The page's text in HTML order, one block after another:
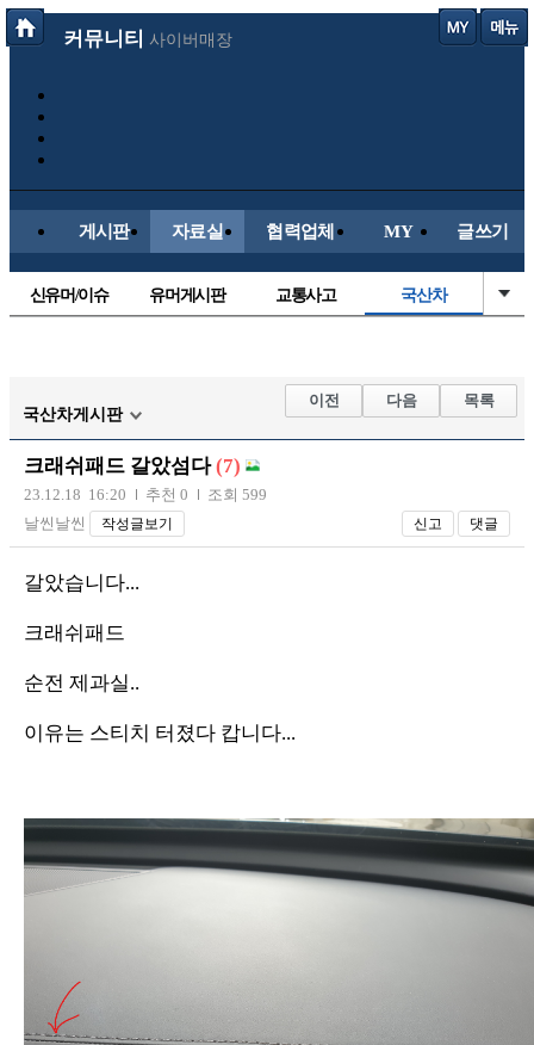
커뮤니티 사이버매장
게시판 자료실 협력업체 MY 글쓰기
신유머/이슈 유머게시판 교통사고 국산차
자유사진 군사/무기
트럭/버스
장착시공사진
국산차게시판
이전 다음 목록
크래쉬패드 갈았섬다 (7)
23.12.18 16:20 추천 0
조회 599
날씬날씬
작성글보기 신고 댓글
갈았습니다...
크래쉬패드
순전 제과실..
이유는 스티치 터졌다 캅니다...